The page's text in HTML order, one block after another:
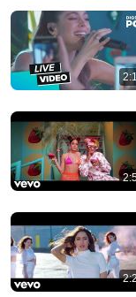
Eslabon
Jacinthe Letra